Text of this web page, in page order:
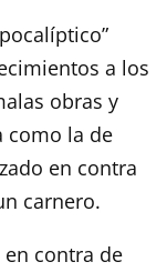
a los
obras y
como la de
en contra
carnero.
contra de